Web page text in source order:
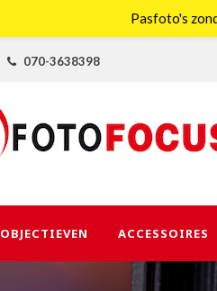
070-3638398
OBJECTIEVEN ACCESSOIRES
Pasfoto's